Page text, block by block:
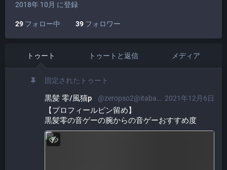
2018年 10月 に登録
29 フォロー中 39 フォロワー
トゥート トゥートと返信 メディア
固定されたトゥート
2021年12月6日
黒髪 零/風猫p @zeropso2@itabashi.0j0.jp
【プロフィールピン留め】
黒髪零の音ゲーの腕からの音ゲーおすすめ度